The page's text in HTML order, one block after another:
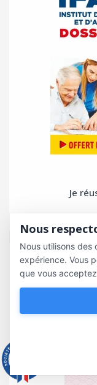
Je
Nous
Nous utilisons des
expérience. Vous
que vous